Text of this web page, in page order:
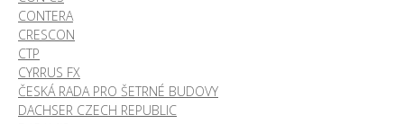
CONTERA
CRESCON
CTP
CYRRUS FX
ČESKÁ RADA PRO ŠETRNÉ BUDOVY
DACHSER CZECH REPUBLIC